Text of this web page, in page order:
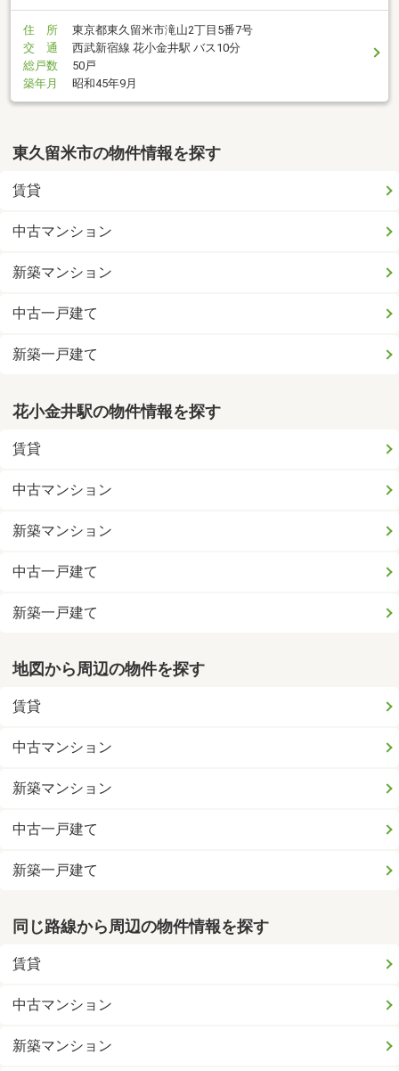
住 所
東京都東久留米市滝山2丁目5番7号
交 通
西武新宿線 花小金井駅 バス10分
総戸数
50戸
築年月
昭和45年9月
東久留米市の物件情報を探す
賃貸
中古マンション
新築マンション
中古一戸建て
新築一戸建て
花小金井駅の物件情報を探す
賃貸
中古マンション
新築マンション
中古一戸建て
新築一戸建て
地図から周辺の物件を探す
賃貸
中古マンション
新築マンション
中古一戸建て
新築一戸建て
同じ路線から周辺の物件情報を探す
賃貸
中古マンション
新築マンション